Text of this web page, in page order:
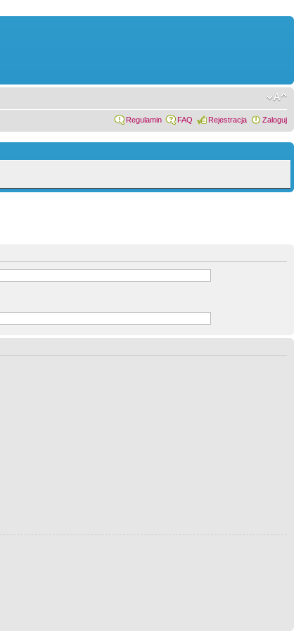
Regulamin FAQ Rejestracja Zaloguj